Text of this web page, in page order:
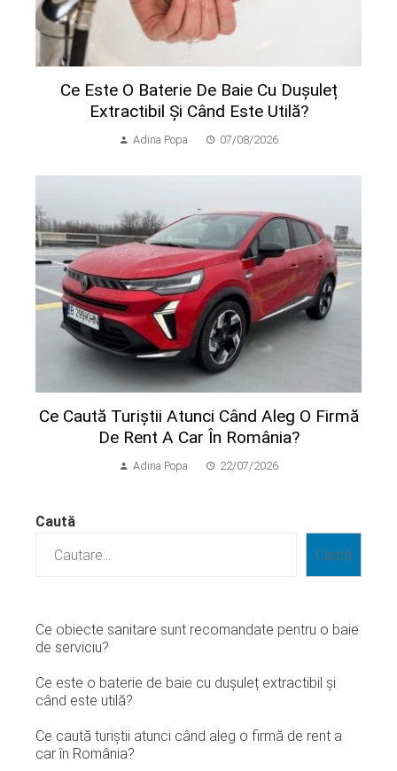
Ce Este O Baterie De Baie Cu Dușuleț
Extractibil Și Când Este Utilă?
Adina Popa 07/08/2026
Ce Caută Turiștii Atunci Când Aleg O Firmă
De Rent A Car În România?
Adina Popa 22/07/2026
Caută
Caută
Ce obiecte sanitare sunt recomandate pentru o baie
de serviciu?
Ce este o baterie de baie cu dușuleț extractibil și
când este utilă?
Ce caută turiștii atunci când aleg o firmă de rent a
car în România?